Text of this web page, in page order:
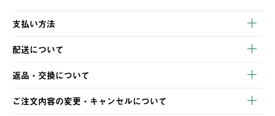
支払い方法
以下のいずれかの方法でお支払いいただけます。
・クレジットカード決済
・コンビニ決済
・Pay-easy決済
配送について
【発送スケジュール】
ご注文・ご入金完了より2営業日以内に商品を発送いたします。
土日祝の発送はございませんので、木曜日以降のご注文は週明け
の発送となる場合がございます。
返品・交換について
※お客様都合の場合
ご注文内容の変更・キャンセルについて